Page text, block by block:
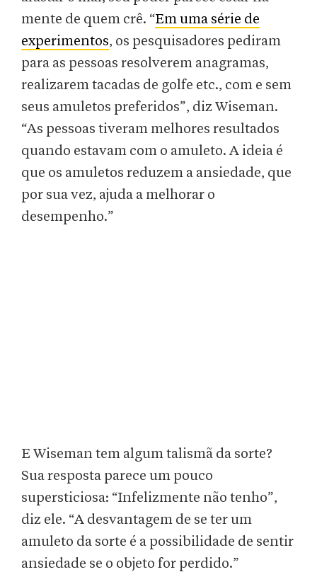
mente de quem crê. “Em uma série de
experimentos, os pesquisadores pediram
para as pessoas resolverem anagramas,
realizarem tacadas de golfe etc., com e sem
seus amuletos preferidos”, diz Wiseman.
“As pessoas tiveram melhores resultados
quando estavam com o amuleto. A ideia é
que os amuletos reduzem a ansiedade, que
por sua vez, ajuda a melhorar o
desempenho.”
E Wiseman tem algum talismã da sorte?
Sua resposta parece um pouco
supersticiosa: “Infelizmente não tenho”,
diz ele. “A desvantagem de se ter um
amuleto da sorte é a possibilidade de sentir
ansiedade se o objeto for perdido.”